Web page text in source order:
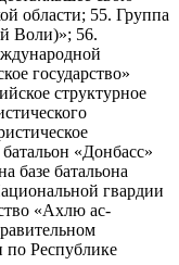
области; 55. Группа
Воли)»; 56.
государство»
структурное
«Донбасс»
базе батальона
гвардии
«Ахлю ас-
Республике